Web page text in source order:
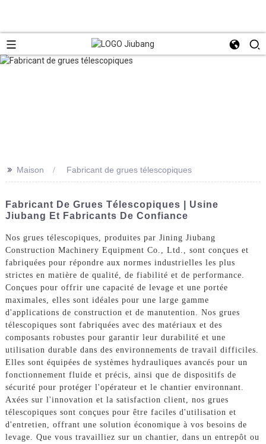
>> Maison Fabricant de grues télescopiques
Fabricant De Grues Télescopiques | Usine
Jiubang Et Fabricants De Confiance
Nos grues télescopiques, produites par Jining Jiubang
Construction Machinery Equipment Co., Ltd., sont conçues et
fabriquées pour répondre aux normes industrielles les plus
strictes en matière de qualité, de fiabilité et de performance.
Conçues pour offrir une capacité de levage et une portée
maximales, elles sont idéales pour une large gamme
d'applications de construction et de manutention. Nos grues
télescopiques sont fabriquées avec des matériaux et des
composants robustes pour garantir leur durabilité et une
utilisation durable dans des environnements de travail difficiles.
Elles sont équipées de systèmes hydrauliques avancés pour un
fonctionnement fluide et précis, ainsi que de dispositifs de
sécurité pour protéger l'opérateur et le chantier environnant.
Axées sur l'innovation et la satisfaction client, nos grues
télescopiques sont conçues pour être faciles d'utilisation et
d'entretien, offrant une solution économique à vos besoins de
levage. Que vous travailliez sur un chantier, dans un entrepôt ou